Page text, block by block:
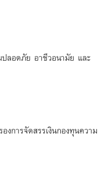
ปลอดภัย อาชีวอนามัย และ
งการจัดสรรเงินกองทุนความ